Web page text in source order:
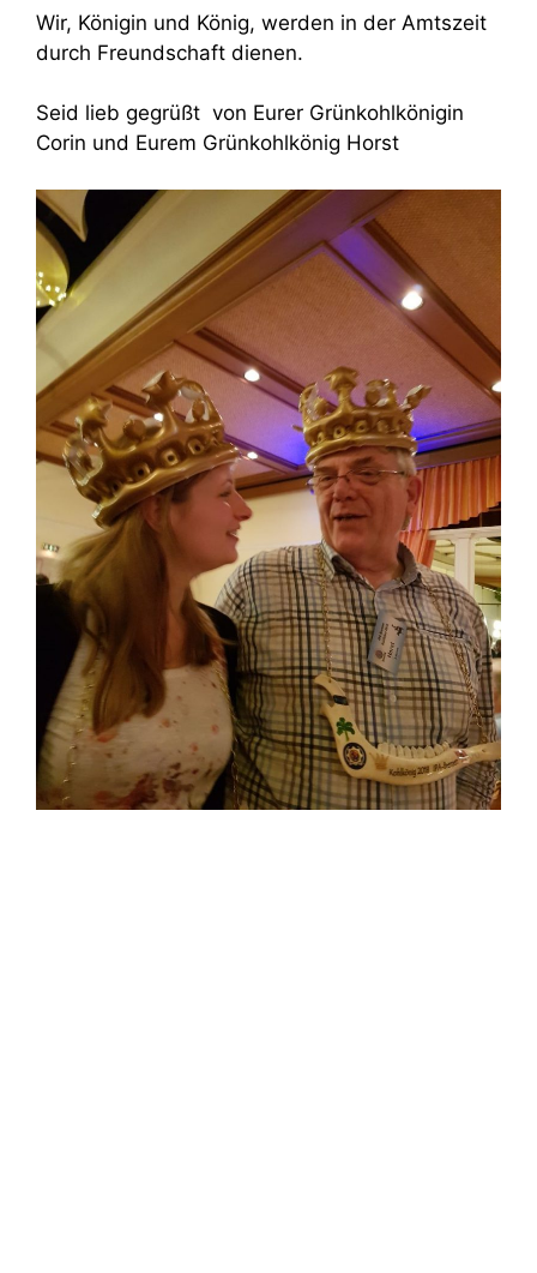
Wir, Königin und König, werden in der Amtszeit
durch Freundschaft dienen.
Seid lieb gegrüßt von Eurer Grünkohlkönigin
Corin und Eurem Grünkohlkönig Horst